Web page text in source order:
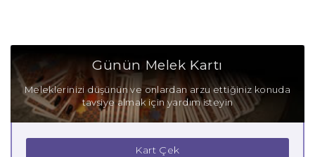
Günün Melek Kartı
Meleklerinizi düşünün ve onlardan arzu ettiğiniz konuda
tavsiye almak için yardım isteyin
Kart Çek